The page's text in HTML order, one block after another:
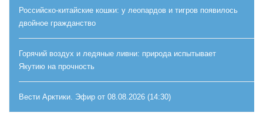
Российско-китайские кошки: у леопардов и тигров появилось
двойное гражданство
Горячий воздух и ледяные ливни: природа испытывает
Якутию на прочность
Вести Арктики. Эфир от 08.08.2026 (14:30)